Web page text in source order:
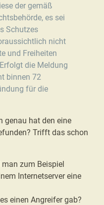
der gemäß
es sei
Schutzes
nicht
und Freiheiten
die Meldung
binnen 72
für die
genau hat den eine
Trifft das schon
zum Beispiel
Internetserver eine
einen Angreifer gab?